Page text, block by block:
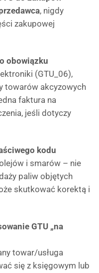
, nigdy
zakupowej
obowiązku
(GTU_06),
towarów akcyzowych
faktura na
jeśli dotyczy
kodu
i smarów – nie
paliw objętych
skutkować korektą i
GTU „na
towar/usługa
się z księgowym lub